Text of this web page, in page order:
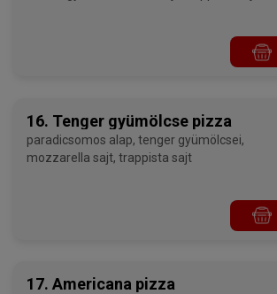
16. Tenger gyümölcse pizza
paradicsomos alap, tenger gyümölcsei,
mozzarella sajt, trappista sajt
17. Americana pizza